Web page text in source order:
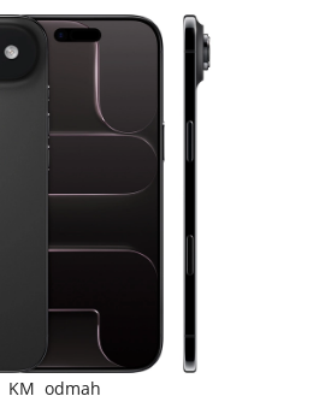
KM odmah